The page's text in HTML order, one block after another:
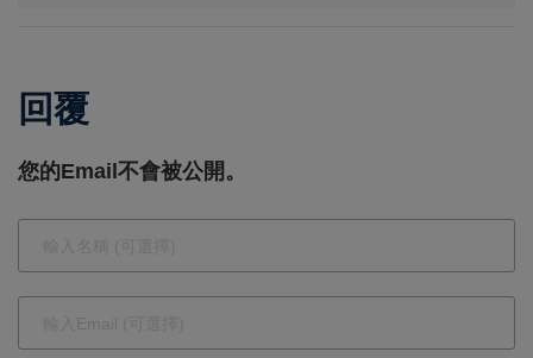
140億台幣
遺產
回覆
您的Email不會被公開。